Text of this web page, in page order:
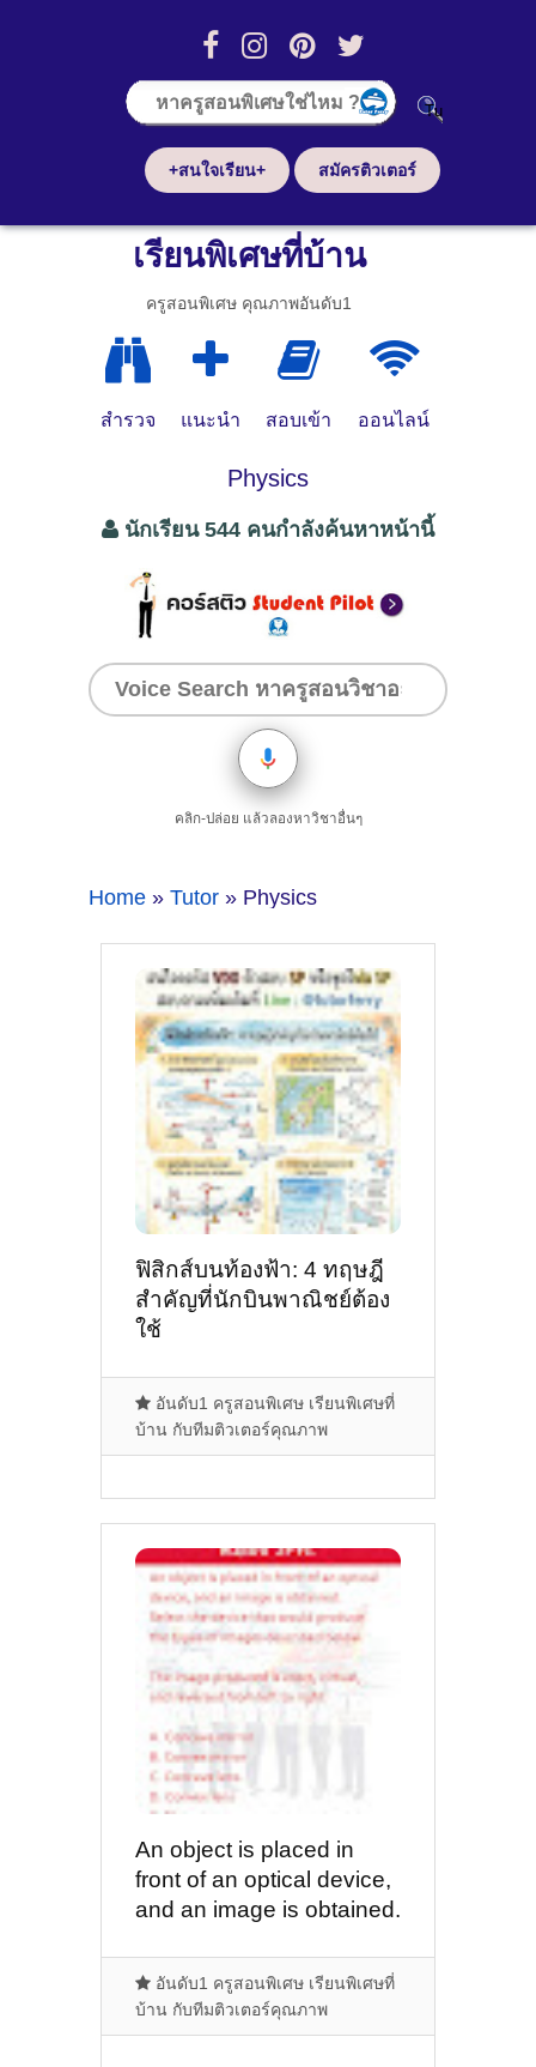
+สนใจเรียน+ สมัครติวเตอร์
เรียนพิเศษที่บ้าน
ครูสอนพิเศษ คุณภาพอันดับ1
สำรวจ แนะนำ สอบเข้า ออนไลน์
Physics
นักเรียน 544 คนกำลังค้นหาหน้านี้
คลิก-ปล่อย แล้วลองหาวิชาอื่นๆ
Home » Tutor » Physics
ฟิสิกส์บนท้องฟ้า: 4 ทฤษฎี
สำคัญที่นักบินพาณิชย์ต้อง
ใช้
อันดับ1 ครูสอนพิเศษ เรียนพิเศษที่
บ้าน กับทีมติวเตอร์คุณภาพ
An object is placed in
front of an optical device,
and an image is obtained.
would produce the types
of images described
below. The image
อันดับ1 ครูสอนพิเศษ เรียนพิเศษที่
บ้าน กับทีมติวเตอร์คุณภาพ